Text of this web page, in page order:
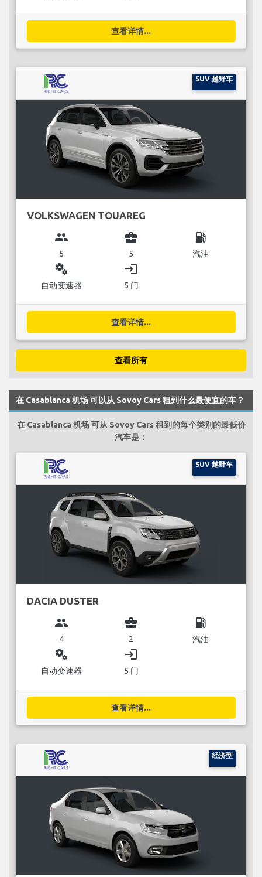
查看详情...
SUV 越野车
VOLKSWAGEN TOUAREG
group
5
business_center
5
local_gas_station
汽油
miscellaneous_services
自动变速器
login
5 门
查看详情...
查看所有
在 Casablanca 机场 可以从 Sovoy Cars 租到什么最便宜的车？
在 Casablanca 机场 可从 Sovoy Cars 租到的每个类别的最低价
汽车是：
SUV 越野车
DACIA DUSTER
group
4
business_center
2
local_gas_station
汽油
miscellaneous_services
自动变速器
login
5 门
查看详情...
经济型